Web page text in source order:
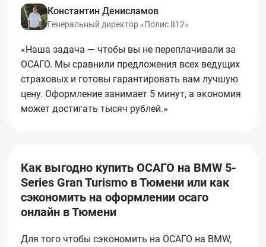
Константин Денисламов
Генеральный директор «Полис 812»
«Наша задача — чтобы вы не переплачивали за
ОСАГО. Мы сравнили предложения всех ведущих
страховых и готовы гарантировать вам лучшую
цену. Оформление занимает 5 минут, а экономия
может достигать тысяч рублей.»
Как выгодно купить ОСАГО на BMW 5-
Series Gran Turismo в Тюмени или как
сэкономить на оформлении осаго
онлайн в Тюмени
Для того чтобы сэкономить на ОСАГО на BMW,